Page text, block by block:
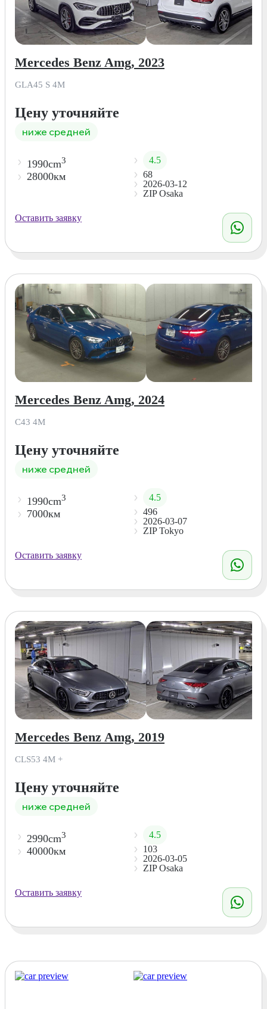
Mercedes Benz Amg, 2023
GLA45 S 4M
Цену уточняйте
ниже средней
1990cm3
28000км
4.5
68
2026-03-12
ZIP Osaka
Оставить заявку
Mercedes Benz Amg, 2024
C43 4M
Цену уточняйте
ниже средней
1990cm3
7000км
4.5
496
2026-03-07
ZIP Tokyo
Оставить заявку
Mercedes Benz Amg, 2019
CLS53 4M +
Цену уточняйте
ниже средней
2990cm3
40000км
4.5
103
2026-03-05
ZIP Osaka
Оставить заявку